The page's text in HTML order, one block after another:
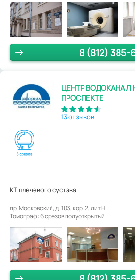
8 (812) 385-
ЦЕНТР
ПРОСПЕКТЕ
13 отзывов
КТ плечевого сустава
пр. Московский, д. 103, кор. 2, лит Н.
Томограф: 6 срезов полуоткрытый